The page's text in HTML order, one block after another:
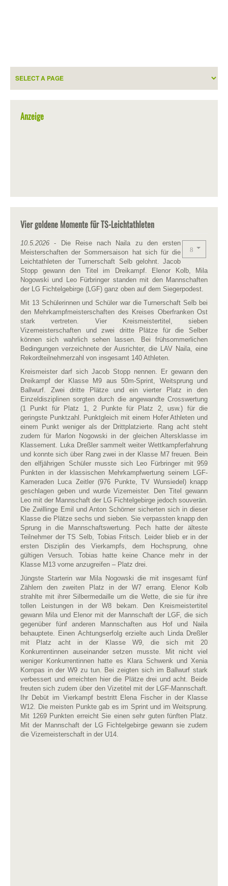
Anzeige
Vier goldene Momente für TS-Leichtathleten
10.5.2026- Die Reise nach Naila zu den ersten
Meisterschaften der Sommersaison hat sich für die
Leichtathleten der Turnerschaft Selb gelohnt. Jacob
Stopp gewann den Titel im Dreikampf. Elenor Kolb, Mila
Nogowski und Leo Fürbringer standen mit den Mannschaften
der LG Fichtelgebirge (LGF) ganz oben auf dem Siegerpodest.
Mit 13 Schülerinnen und Schüler war die Turnerschaft Selb bei
den Mehrkampfmeisterschaften des Kreises Oberfranken Ost
stark vertreten. Vier Kreismeistertitel, sieben
Vizemeisterschaften und zwei dritte Plätze für die Selber
können sich wahrlich sehen lassen. Bei frühsommerlichen
Bedingungen verzeichnete der Ausrichter, die LAV Naila, eine
Rekordteilnehmerzahl von insgesamt 140 Athleten.
Kreismeister darf sich Jacob Stopp nennen. Er gewann den
Dreikampf der Klasse M9 aus 50m-Sprint, Weitsprung und
Ballwurf. Zwei dritte Plätze und ein vierter Platz in den
Einzeldisziplinen sorgten durch die angewandte Crosswertung
(1 Punkt für Platz 1, 2 Punkte für Platz 2, usw.) für die
geringste Punktzahl. Punktgleich mit einem Hofer Athleten und
einem Punkt weniger als der Drittplatzierte. Rang acht steht
zudem für Marlon Nogowski in der gleichen Altersklasse im
Klassement. Luka Dreßler sammelt weiter Wettkampferfahrung
und konnte sich über Rang zwei in der Klasse M7 freuen. Bein
den elfjährigen Schüler musste sich Leo Fürbringer mit 959
Punkten in der klassischen Mehrkampfwertung seinem LGF-
Kameraden Luca Zeitler (976 Punkte, TV Wunsiedel) knapp
geschlagen geben und wurde Vizemeister. Den Titel gewann
Leo mit der Mannschaft der LG Fichtelgebirge jedoch souverän.
Die Zwillinge Emil und Anton Schörner sicherten sich in dieser
Klasse die Plätze sechs und sieben. Sie verpassten knapp den
Sprung in die Mannschaftswertung. Pech hatte der älteste
Teilnehmer der TS Selb, Tobias Fritsch. Leider blieb er in der
ersten Disziplin des Vierkampfs, dem Hochsprung, ohne
gültigen Versuch. Tobias hatte keine Chance mehr in der
Klasse M13 vorne anzugreifen – Platz drei.
Jüngste Starterin war Mila Nogowski die mit insgesamt fünf
Zählern den zweiten Platz in der W7 errang. Elenor Kolb
strahlte mit ihrer Silbermedaille um die Wette, die sie für ihre
tollen Leistungen in der W8 bekam. Den Kreismeistertitel
gewann Mila und Elenor mit der Mannschaft der LGF, die sich
gegenüber fünf anderen Mannschaften aus Hof und Naila
behauptete. Einen Achtungserfolg erzielte auch Linda Dreßler
mit Platz acht in der Klasse W9, die sich mit 20
Konkurrentinnen auseinander setzen musste. Mit nicht viel
weniger Konkurrentinnen hatte es Klara Schwenk und Xenia
Kompas in der W9 zu tun. Bei zeigten sich im Ballwurf stark
verbessert und erreichten hier die Plätze drei und acht. Beide
freuten sich zudem über den Vizetitel mit der LGF-Mannschaft.
Ihr Debüt im Vierkampf bestritt Elena Fischer in der Klasse
W12. Die meisten Punkte gab es im Sprint und im Weitsprung.
Mit 1269 Punkten erreicht Sie einen sehr guten fünften Platz.
Mit der Mannschaft der LG Fichtelgebirge gewann sie zudem
die Vizemeisterschaft in der U14.